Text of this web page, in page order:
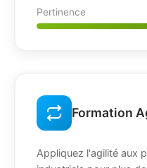
Pertinence
Formation
Appliquez l'agilité aux